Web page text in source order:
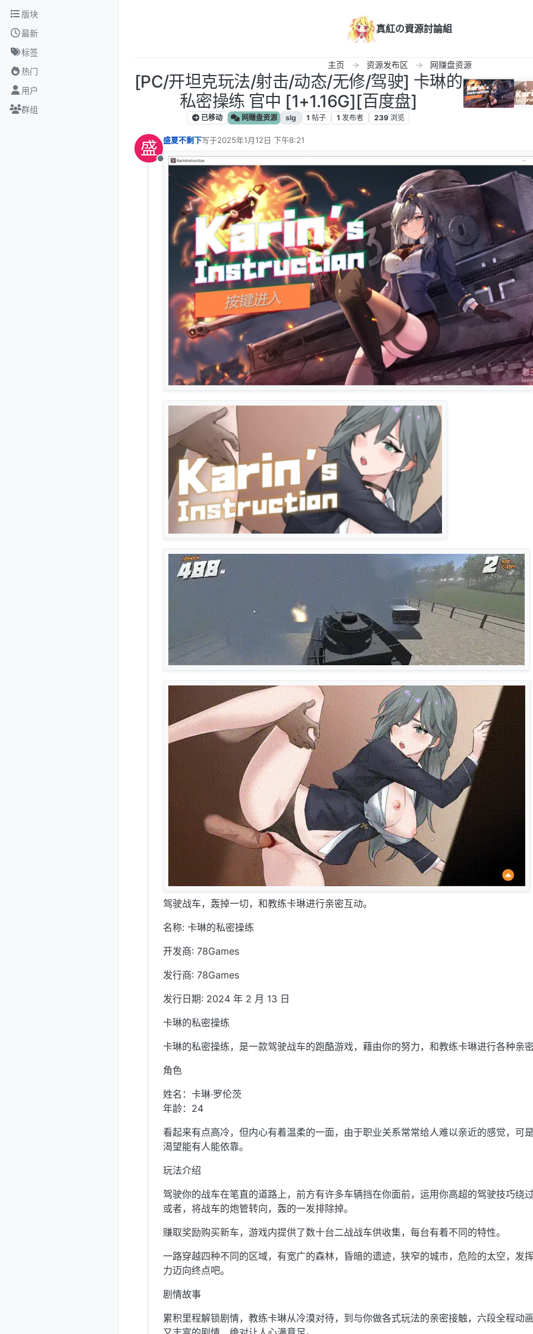
跳转至内容
版块
最新
标签
热门
用户
群组
真紅の資源討論組
主页 资源发布区 网赚盘资源
[PC/开坦克玩法/射击/动态/无修/驾驶] 卡琳的
私密操练 官中 [1+1.16G][百度盘]
已移动 网赚盘资源 slg 1 帖子 1 发布者 239 浏览
盛
离线
盛夏不剩下写于2025年1月12日 下午8:21
最后由 编辑
驾驶战车，轰掉一切，和教练卡琳进行亲密互动。
名称: 卡琳的私密操练
开发商: 78Games
发行商: 78Games
发行日期: 2024 年 2 月 13 日
卡琳的私密操练
卡琳的私密操练，是一款驾驶战车的跑酷游戏，藉由你的努力，和教练卡琳进行各种亲
角色
姓名：卡琳·罗伦茨
年龄：24
看起来有点高冷，但内心有着温柔的一面，由于职业关系常常给人难以亲近的感觉，可
渴望能有人能依靠。
玩法介绍
驾驶你的战车在笔直的道路上，前方有许多车辆挡在你面前，运用你高超的驾驶技巧绕
或者，将战车的炮管转向，轰的一发排除掉。
赚取奖励购买新车，游戏内提供了数十台二战战车供收集，每台有着不同的特性。
一路穿越四种不同的区域，有宽广的森林，昏暗的遗迹，狭窄的城市，危险的太空，发
力迈向终点吧。
剧情故事
累积里程解锁剧情，教练卡琳从冷漠对待，到与你做各式玩法的亲密接触，六段全程动